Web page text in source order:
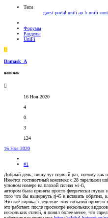
Теги
guest portal unifi ap lrunifi
Форумы
Разделы
UniFi
D
Damask_A
новичок
16 Ноя 2020
4
0
3
124
16 Ноя 2020
#1
Добрый день, пишу тут первый раз, потому как
Имеется гостиничный комплекс с 28 тарелками
угловом номере на плохой сигнал wi-fi,
автором была принята просто феерически глупая
того что бы выдернуть rj45 и вставить обратно,
Это всё лирика, следствие этих событий
это работает. после просмотре нескольких
нескольких статей, я понял более менее, что